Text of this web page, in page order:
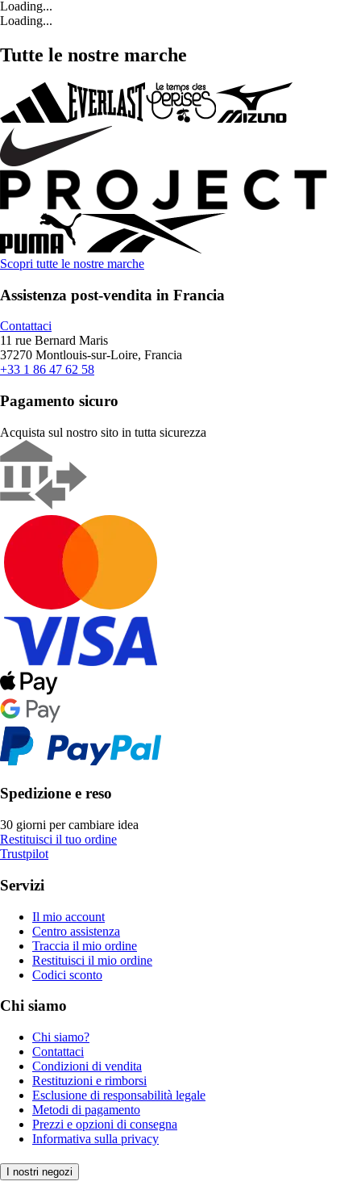
Loading...
Loading...
Tutte le nostre marche
Scopri tutte le nostre marche
Assistenza post-vendita in Francia
Contattaci
11 rue Bernard Maris
37270 Montlouis-sur-Loire, Francia
+33 1 86 47 62 58
Pagamento sicuro
Acquista sul nostro sito in tutta sicurezza
Spedizione e reso
30 giorni per cambiare idea
Restituisci il tuo ordine
Trustpilot
Servizi
Il mio account
Centro assistenza
Traccia il mio ordine
Restituisci il mio ordine
Codici sconto
Chi siamo
Chi siamo?
Contattaci
Condizioni di vendita
Restituzioni e rimborsi
Esclusione di responsabilità legale
Metodi di pagamento
Prezzi e opzioni di consegna
Informativa sulla privacy
I nostri negozi